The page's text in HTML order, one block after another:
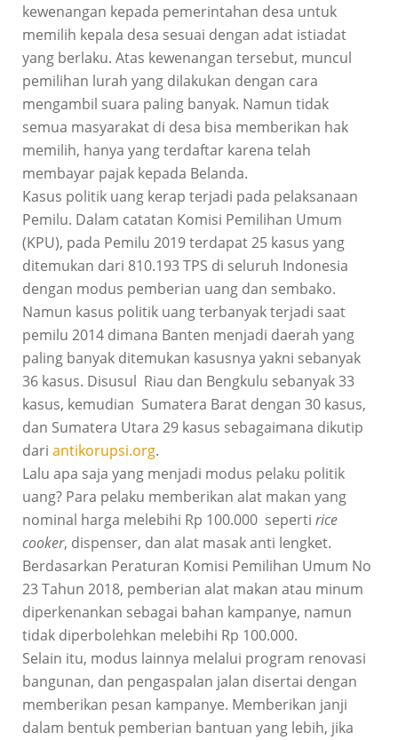
kewenangan kepada pemerintahan desa untuk
memilih kepala desa sesuai dengan adat istiadat
yang berlaku. Atas kewenangan tersebut, muncul
pemilihan lurah yang dilakukan dengan cara
mengambil suara paling banyak. Namun tidak
semua masyarakat di desa bisa memberikan hak
memilih, hanya yang terdaftar karena telah
membayar pajak kepada Belanda.
Kasus politik uang kerap terjadi pada pelaksanaan
Pemilu. Dalam catatan Komisi Pemilihan Umum
(KPU), pada Pemilu 2019 terdapat 25 kasus yang
ditemukan dari 810.193 TPS di seluruh Indonesia
dengan modus pemberian uang dan sembako.
Namun kasus politik uang terbanyak terjadi saat
pemilu 2014 dimana Banten menjadi daerah yang
paling banyak ditemukan kasusnya yakni sebanyak
36 kasus. Disusul Riau dan Bengkulu sebanyak 33
kasus, kemudian Sumatera Barat dengan 30 kasus,
dan Sumatera Utara 29 kasus sebagaimana dikutip
dari antikorupsi.org.
Lalu apa saja yang menjadi modus pelaku politik
uang? Para pelaku memberikan alat makan yang
nominal harga melebihi Rp 100.000 seperti rice
cooker, dispenser, dan alat masak anti lengket.
Berdasarkan Peraturan Komisi Pemilihan Umum No
23 Tahun 2018, pemberian alat makan atau minum
diperkenankan sebagai bahan kampanye, namun
tidak diperbolehkan melebihi Rp 100.000.
Selain itu, modus lainnya melalui program renovasi
bangunan, dan pengaspalan jalan disertai dengan
memberikan pesan kampanye. Memberikan janji
dalam bentuk pemberian bantuan yang lebih, jika